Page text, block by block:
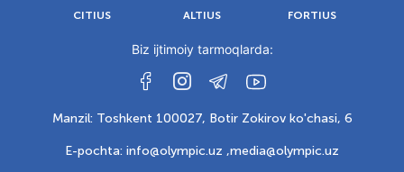
CITIUS ALTIUS FORTIUS
Biz ijtimoiy tarmoqlarda:
Manzil: Toshkent 100027, Botir Zokirov ko'chasi, 6
E-pochta: info@olympic.uz ,media@olympic.uz